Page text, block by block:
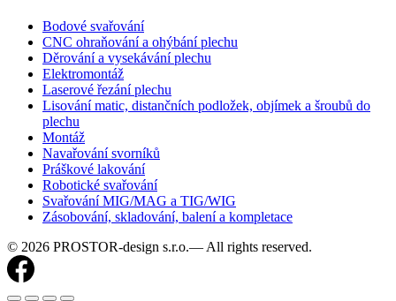
Bodové svařování
CNC ohraňování a ohýbání plechu
Děrování a vysekávání plechu
Elektromontáž
Laserové řezání plechu
Lisování matic, distančních podložek, objímek a šroubů do
plechu
Montáž
Navařování svorníků
Práškové lakování
Robotické svařování
Svařování MIG/MAG a TIG/WIG
Zásobování, skladování, balení a kompletace
© 2026 PROSTOR-design s.r.o.— All rights reserved.